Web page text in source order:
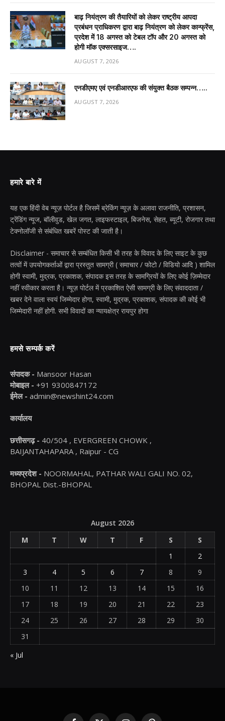
बाढ़ नियंत्रण की तैयारियों को लेकर राष्ट्रीय आपदा
प्रबंधन प्राधिकरण द्वारा बाढ़ नियंत्रण को लेकर कान्फ्रेंस,
प्रदेश में 18 अगस्त को टेबल टॉप और 20 अगस्त को
होगी मॉक एक्सरसाइज….
AUGUST 7, 2026
एनडीएमए एवं एनडीआरएफ की संयुक्त बैठक सम्पन्न…..
AUGUST 7, 2026
हमारे बारे में
यह एक हिंदी वेब न्यूज़ पोर्टल है जिसमें ब्रेकिंग न्यूज़ के अलावा राजनीति, प्रशासन,
ट्रेंडिंग न्यूज, बॉलीवुड, खेल जगत, लाइफस्टाइल, बिजनेस, सेहत, ब्यूटी, रोजगार तथा
टेक्नोलॉजी से संबंधित खबरें पोस्ट की जाती है।
Disclaimer - समाचार से सम्बंधित किसी भी तरह के विवाद के लिए साइट के कुछ
तत्वों में उपयोगकर्ताओं द्वारा प्रस्तुत सामग्री ( समाचार / फोटो / विडियो आदि ) शामिल
होगी स्वामी, मुद्रक, प्रकाशक, संपादक इस तरह के सामग्रियों के लिए कोई ज़िम्मेदार
नहीं स्वीकार करता है। न्यूज़ पोर्टल में प्रकाशित ऐसी सामग्री के लिए संवाददाता /
खबर देने वाला स्वयं जिम्मेदार होगा, स्वामी, मुद्रक, प्रकाशक, संपादक की कोई भी
जिम्मेदारी नहीं होगी. सभी विवादों का न्यायक्षेत्र रायपुर होगा
हमसे सम्पर्क करें
संपादक - Mansoor Hasan
मोबाइल - +91 9300847172
ईमेल - admin@newshint24.com
कार्यालय
छत्तीसगढ़ - 40/504 , EVERGREEN CHOWK ,
BAIJANTAHAPARA , Raipur - CG
मध्यप्रदेश - NOORMAHAL, PATHAR WALI GALI NO. 02,
BHOPAL Dist.-BHOPAL
August 2026
M
T W T F S
S
1
2
3
4 5 6 7 8
9
10
11 12 13 14 15
16
17
18 19 20 21 22
23
24
25 26 27 28 29
30
31
« Jul